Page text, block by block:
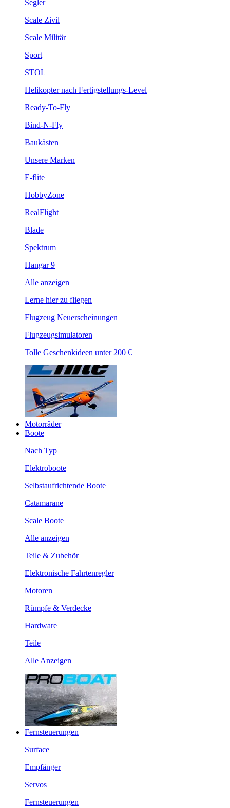
Segler
Scale Zivil
Scale Militär
Sport
STOL
Helikopter nach Fertigstellungs-Level
Ready-To-Fly
Bind-N-Fly
Baukästen
Unsere Marken
E-flite
HobbyZone
RealFlight
Blade
Spektrum
Hangar 9
Alle anzeigen
Lerne hier zu fliegen
Flugzeug Neuerscheinungen
Flugzeugsimulatoren
Tolle Geschenkideen unter 200 €
Motorräder
Boote
Nach Typ
Elektroboote
Selbstaufrichtende Boote
Catamarane
Scale Boote
Alle anzeigen
Teile & Zubehör
Elektronische Fahrtenregler
Motoren
Rümpfe & Verdecke
Hardware
Teile
Alle Anzeigen
Fernsteuerungen
Surface
Empfänger
Servos
Fernsteuerungen